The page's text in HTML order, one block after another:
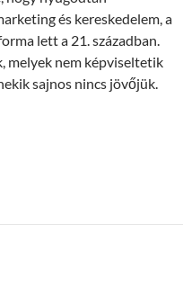
és kereskedelem, a
lett a 21. században.
melyek nem képviseltetik
sajnos nincs jövőjük.
a legjobb